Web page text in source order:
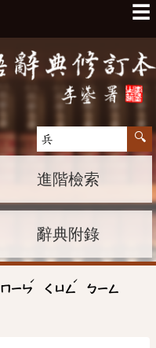
☰
進階檢索
辭典附錄
ㄇㄧㄣ
ˊ
ㄑㄩㄥ
ˊ
ㄅㄧㄥ